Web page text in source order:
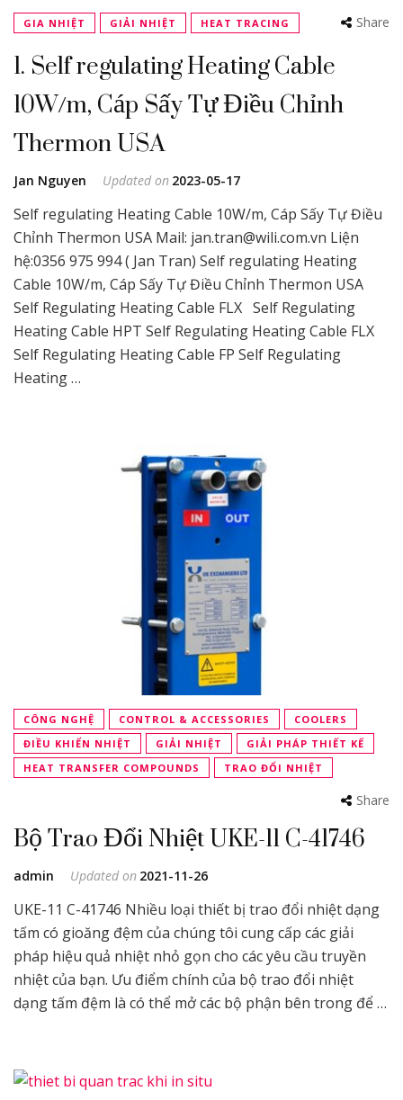
GIA NHIỆT GIẢI NHIỆT HEAT TRACING Share
1. Self regulating Heating Cable
10W/m, Cáp Sấy Tự Điều Chỉnh
Thermon USA
Jan Nguyen Updated on 2023-05-17
Self regulating Heating Cable 10W/m, Cáp Sấy Tự Điều
Chỉnh Thermon USA Mail: jan.tran@wili.com.vn Liện
hệ:0356 975 994 ( Jan Tran) Self regulating Heating
Cable 10W/m, Cáp Sấy Tự Điều Chỉnh Thermon USA
Self Regulating Heating Cable FLX Self Regulating
Heating Cable HPT Self Regulating Heating Cable FLX
Self Regulating Heating Cable FP Self Regulating
Heating …
CÔNG NGHỆ CONTROL & ACCESSORIES
COOLERS
ĐIỀU KHIỂN NHIỆT
GIẢI NHIỆT
GIẢI PHÁP THIẾT KẾ
HEAT TRANSFER COMPOUNDS
TRAO ĐỔI NHIỆT
Share
Bộ Trao Đổi Nhiệt UKE-11 C-41746
admin Updated on 2021-11-26
UKE-11 C-41746 Nhiều loại thiết bị trao đổi nhiệt dạng
tấm có gioăng đệm của chúng tôi cung cấp các giải
pháp hiệu quả nhiệt nhỏ gọn cho các yêu cầu truyền
nhiệt của bạn. Ưu điểm chính của bộ trao đổi nhiệt
dạng tấm đệm là có thể mở các bộ phận bên trong để …